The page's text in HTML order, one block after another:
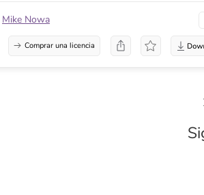
Mike Nowa
Comprar una licencia